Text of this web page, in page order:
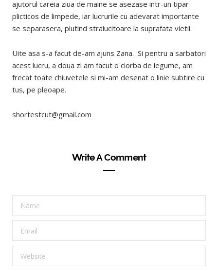
ajutorul careia ziua de maine se asezase intr-un tipar
plicticos de limpede, iar lucrurile cu adevarat importante
se separasera, plutind stralucitoare la suprafata vietii.
Uite asa s-a facut de-am ajuns Zana. Si pentru a sarbatori
acest lucru, a doua zi am facut o ciorba de legume, am
frecat toate chiuvetele si mi-am desenat o linie subtire cu
tus, pe pleoape.
shortestcut@gmail.com
Write A Comment